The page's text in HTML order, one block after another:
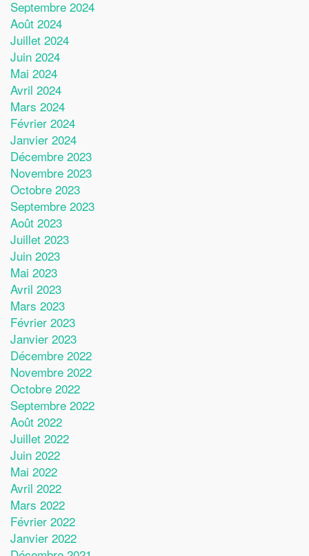
Septembre 2024
Août 2024
Juillet 2024
Juin 2024
Mai 2024
Avril 2024
Mars 2024
Février 2024
Janvier 2024
Décembre 2023
Novembre 2023
Octobre 2023
Septembre 2023
Août 2023
Juillet 2023
Juin 2023
Mai 2023
Avril 2023
Mars 2023
Février 2023
Janvier 2023
Décembre 2022
Novembre 2022
Octobre 2022
Septembre 2022
Août 2022
Juillet 2022
Juin 2022
Mai 2022
Avril 2022
Mars 2022
Février 2022
Janvier 2022